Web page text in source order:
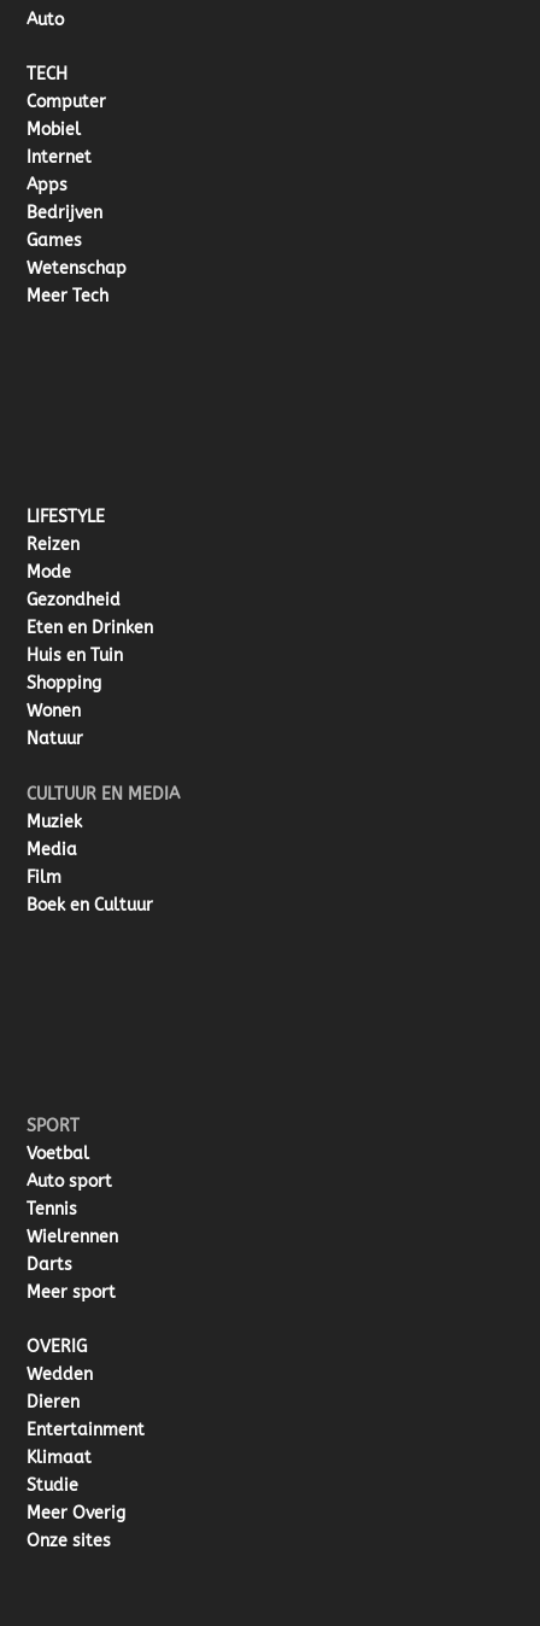
Auto
TECH
Computer
Mobiel
Internet
Apps
Bedrijven
Games
Wetenschap
Meer Tech
LIFESTYLE
Reizen
Mode
Gezondheid
Eten en Drinken
Huis en Tuin
Shopping
Wonen
Natuur
CULTUUR EN MEDIA
Muziek
Media
Film
Boek en Cultuur
SPORT
Voetbal
Auto sport
Tennis
Wielrennen
Darts
Meer sport
OVERIG
Wedden
Dieren
Entertainment
Klimaat
Studie
Meer Overig
Onze sites